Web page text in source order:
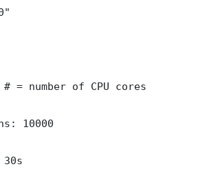
= number of CPU cores
10000